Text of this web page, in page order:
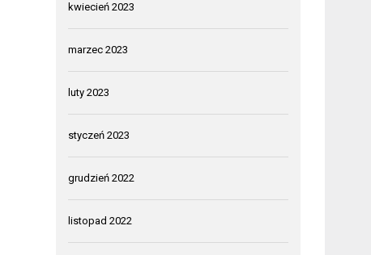
kwiecień 2023
marzec 2023
luty 2023
styczeń 2023
grudzień 2022
listopad 2022